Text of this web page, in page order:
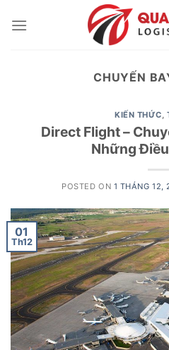
CHUYẾN
KIẾN THỨC,
Direct Flight –
Những
POSTED ON 1 THÁNG 12,
01
Th12